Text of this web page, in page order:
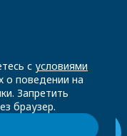
с условиями
о поведении на
Запретить
браузер.